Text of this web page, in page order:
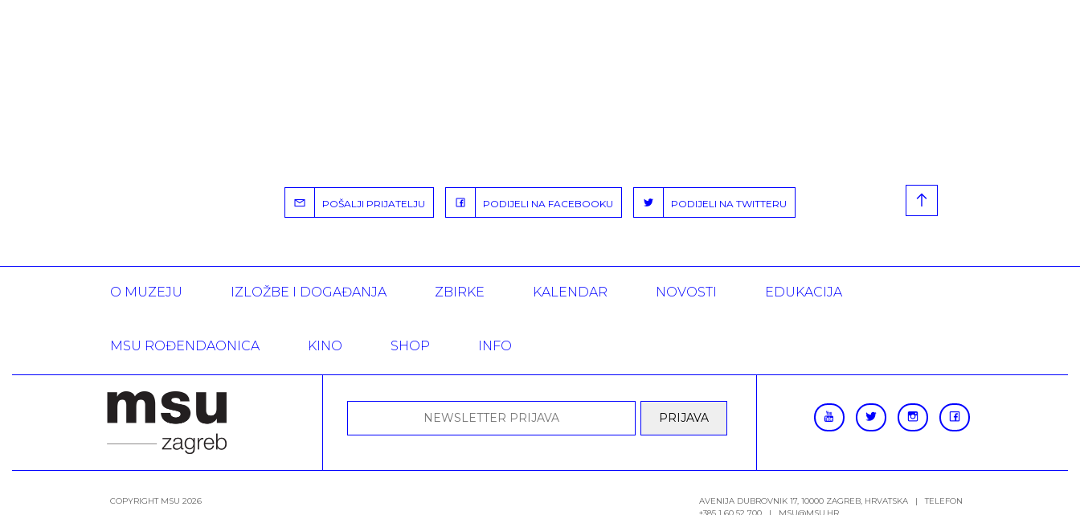
POŠALJI PRIJATELJU PODIJELI NA FACEBOOKU PODIJELI NA TWITTERU
O MUZEJU IZLOŽBE I DOGAĐANJA ZBIRKE KALENDAR NOVOSTI EDUKACIJA
MSU ROĐENDAONICA KINO SHOP INFO
COPYRIGHT MSU 2026
AVENIJA DUBROVNIK 17, 10000 ZAGREB, HRVATSKA | TELEFON
+385 1 60 52 700 | MSU@MSU.HR